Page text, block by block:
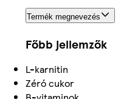
Termék megnevezés
Főbb jellemzők
L-karnitin
Zéró cukor